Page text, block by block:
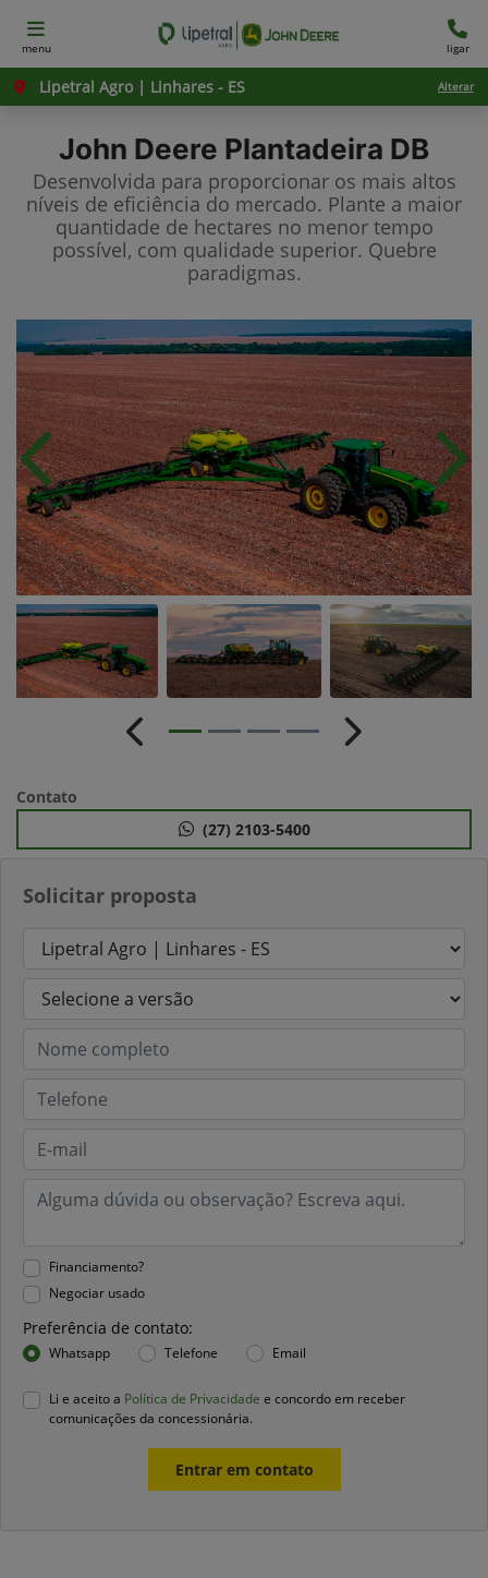
menu ligar
Lipetral Agro | Linhares - ES Alterar
John Deere Plantadeira DB
Desenvolvida para proporcionar os mais altos
níveis de eficiência do mercado. Plante a maior
quantidade de hectares no menor tempo
possível, com qualidade superior. Quebre
paradigmas.
Solicitar proposta
Financiamento?
Negociar usado
Preferência de contato:
Whatsapp Telefone Email
Li e aceito a Política de Privacidade e concordo em receber
comunicações da concessionária.
Entrar em contato
Anterior
Anterior Próximo
Contato
(27) 2103-5400